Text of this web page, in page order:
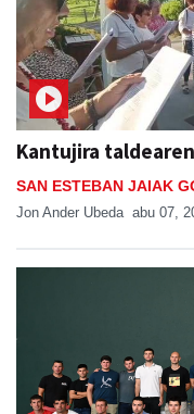
Kantujira
SAN ESTEBAN JAIAK
Jon Ander Ubeda abu 07,